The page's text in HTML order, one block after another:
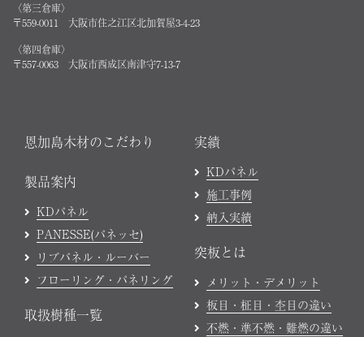
〈第三倉庫〉
〒559-0011 大阪市住之江区北加賀屋3-4-23
〈第四倉庫〉
〒557-0063 大阪市西成区南津守7-13-7
恩加島木材のこだわり
製品案内
KDパネル
PANESSE(パネッセ)
リブパネル・ルーバー
フローリング・パネリング
取扱樹種一覧
実績
KDパネル
施工事例
納入実績
突板とは
メリット・デメリット
板目・柾目・杢目の違い
不燃・準不燃・難燃の違い